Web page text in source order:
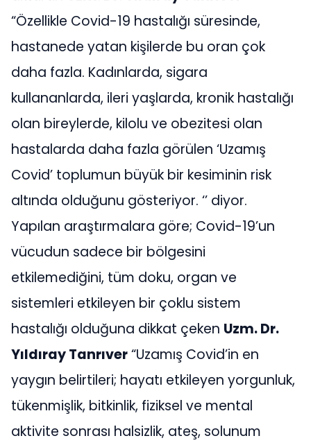
“Özellikle Covid-19 hastalığı süresinde,
hastanede yatan kişilerde bu oran çok
daha fazla. Kadınlarda, sigara
kullananlarda, ileri yaşlarda, kronik hastalığı
olan bireylerde, kilolu ve obezitesi olan
hastalarda daha fazla görülen ‘Uzamış
Covid’ toplumun büyük bir kesiminin risk
altında olduğunu gösteriyor. ‘’ diyor.
Yapılan araştırmalara göre; Covid-19’un
vücudun sadece bir bölgesini
etkilemediğini, tüm doku, organ ve
sistemleri etkileyen bir çoklu sistem
hastalığı olduğuna dikkat çeken Uzm. Dr.
Yıldıray Tanrıver“Uzamış Covid’in en
yaygın belirtileri; hayatı etkileyen yorgunluk,
tükenmişlik, bitkinlik, fiziksel ve mental
aktivite sonrası halsizlik, ateş, solunum